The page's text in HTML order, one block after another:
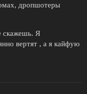
дропшотеры
скажешь. Я
вертят , а я кайфую